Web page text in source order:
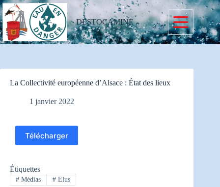
Passer
au
contenu
DESTOCAMINE
La Collectivité européenne d’Alsace : État des lieux
1 janvier 2022
Télécharger
Étiquettes
#Médias #Elus